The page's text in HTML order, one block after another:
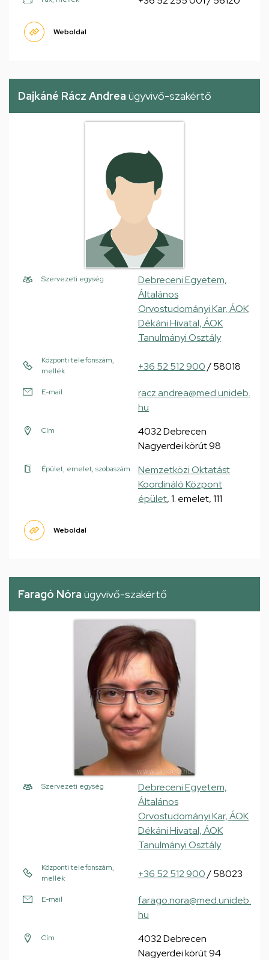
Weboldal
Dajkáné Rácz Andrea ügyvivő-szakértő
Szervezeti egység
Debreceni Egyetem,
Általános
Orvostudományi Kar, ÁOK
Dékáni Hivatal, ÁOK
Tanulmányi Osztály
Központi telefonszám,
mellék
+36 52 512 900/ 58018
E-mail
racz.andrea@med.unideb.
hu
Cím
4032 Debrecen
Nagyerdei körút 98
Épület, emelet, szobaszám
Nemzetközi Oktatást
Koordináló Központ
épület, 1. emelet, 111
Weboldal
Faragó Nóra ügyvivő-szakértő
Szervezeti egység
Debreceni Egyetem,
Általános
Orvostudományi Kar, ÁOK
Dékáni Hivatal, ÁOK
Tanulmányi Osztály
Központi telefonszám,
mellék
+36 52 512 900/ 58023
E-mail
farago.nora@med.unideb.
hu
Cím
4032 Debrecen
Nagyerdei körút 94